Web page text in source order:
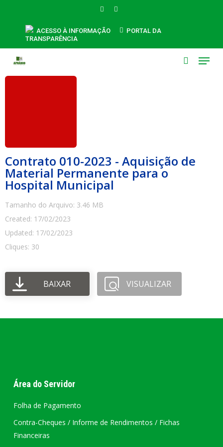
FACEBOOKINSTAGRAM
ACESSO À INFORMAÇÃO
PORTAL DA
TRANSPARÊNCIA
Menu
Contrato 010-2023 - Aquisição de
Material Permanente para o
Hospital Municipal
Tamanho do Arquivo: 3.46 MB
Created: 17/02/2023
Updated: 17/02/2023
Cliques: 30
BAIXAR VISUALIZAR
Área do Servidor
Folha de Pagamento
Contra-Cheques / Informe de Rendimentos / Fichas
Financeiras